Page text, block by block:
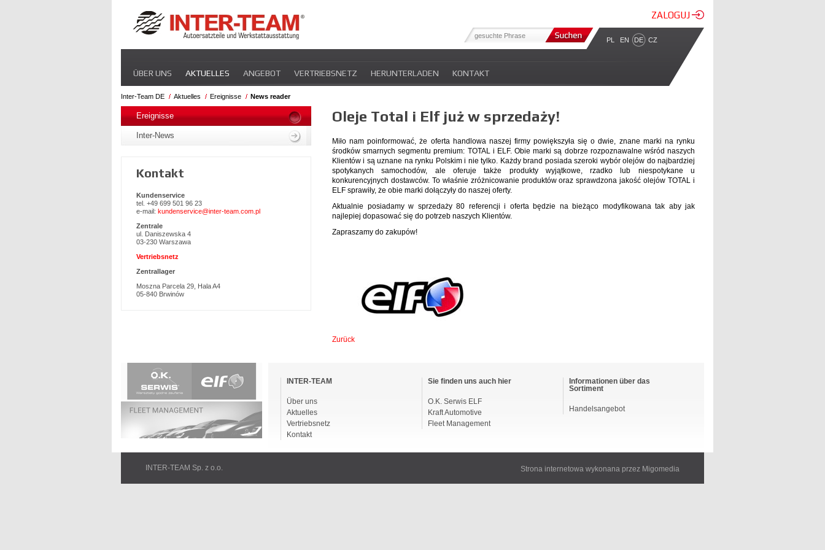
ZALOGUJ
PL EN DE CZ
überspringen
ÜBER UNS AKTUELLES ANGEBOT VERTRIEBSNETZ HERUNTERLADEN KONTAKT
Inter-Team DE Aktuelles Ereignisse News reader
Oleje Total i Elf już w sprzedaży!
Miło nam poinformować, że oferta handlowa naszej firmy powiększyła się o dwie, znane marki na rynku
środków smarnych segmentu premium: TOTAL i ELF. Obie marki są dobrze rozpoznawalne wśród naszych
Klientów i są uznane na rynku Polskim i nie tylko. Każdy brand posiada szeroki wybór olejów do najbardziej
spotykanych samochodów, ale oferuje także produkty wyjątkowe, rzadko lub niespotykane u
konkurencyjnych dostawców. To właśnie zróżnicowanie produktów oraz sprawdzona jakość olejów TOTAL i
ELF sprawiły, że obie marki dołączyły do naszej oferty.
Aktualnie posiadamy w sprzedaży 80 referencji i oferta będzie na bieżąco modyfikowana tak aby jak
najlepiej dopasować się do potrzeb naszych Klientów.
Zapraszamy do zakupów!
Zurück
Navigation
überspringen
Ereignisse
Inter-News
Kontakt
Kundenservice
tel. +49 699 501 96 23
e-mail: kundenservice@inter-team.com.pl
Zentrale
ul. Daniszewska 4
03-230 Warszawa
Vertriebsnetz
Zentrallager
Moszna Parcela 29, Hala A4
05-840 Brwinów
überspringen
INTER-TEAM
Über uns
Aktuelles
Vertriebsnetz
Kontakt
Sie finden uns auch hier
O.K. Serwis ELF
Kraft Automotive
Fleet Management
Informationen über das
Sortiment
Handelsangebot
INTER-TEAM Sp. z o.o. Strona internetowa wykonana przez Migomedia